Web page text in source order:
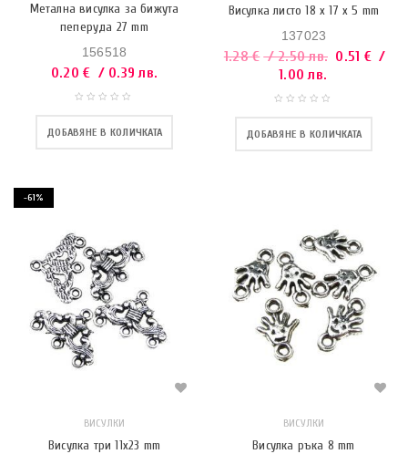
Метална висулка за бижута
пеперуда 27 mm
156518
0.20€ / 0.39 лв.
ДОБАВЯНЕ В КОЛИЧКАТА
Висулка листо 18 х 17 х 5 mm
137023
1.28€ / 2.50 лв. 0.51 € /
1.00 лв.
ДОБАВЯНЕ В КОЛИЧКАТА
-61%
ВИСУЛКИ
Висулка три 11х23 mm
ВИСУЛКИ
Висулка ръка 8 mm